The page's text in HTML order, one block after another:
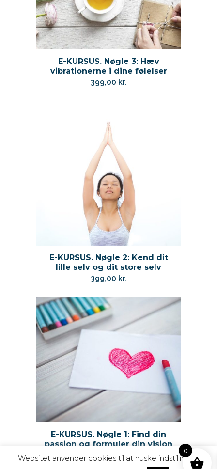
E-KURSUS. Nøgle 3: Hæv
vibrationerne i dine følelser
399,00 kr.
E-KURSUS. Nøgle 2: Kend dit
lille selv og dit store selv
399,00 kr.
E-KURSUS. Nøgle 1: Find din
passion og formuler din vision
399,00 kr.
Websitet anvender cookies til at huske indstillinger,
0